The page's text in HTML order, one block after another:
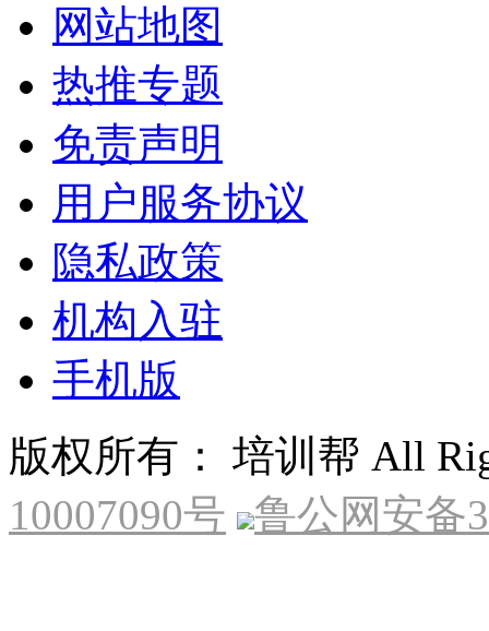
网站地图
热推专题
免责声明
用户服务协议
隐私政策
机构入驻
手机版
版权所有： 培训帮 All
10007090号
鲁公网安备